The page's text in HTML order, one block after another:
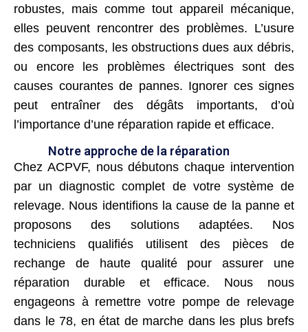
robustes, mais comme tout appareil mécanique,
elles peuvent rencontrer des problèmes. L’usure
des composants, les obstructions dues aux débris,
ou encore les problèmes électriques sont des
causes courantes de pannes. Ignorer ces signes
peut entraîner des dégâts importants, d’où
l’importance d’une réparation rapide et efficace.
Notre approche de la réparation
Chez ACPVF, nous débutons chaque intervention
par un diagnostic complet de votre système de
relevage. Nous identifions la cause de la panne et
proposons des solutions adaptées. Nos
techniciens qualifiés utilisent des pièces de
rechange de haute qualité pour assurer une
réparation durable et efficace. Nous nous
engageons à remettre votre pompe de relevage
dans le 78, en état de marche dans les plus brefs